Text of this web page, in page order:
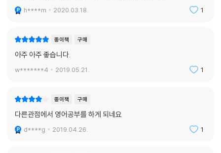
h****m 2020.03.18. 1
종이책 구매
아주 아주 좋습니다.
w*******4 2019.05.21. 1
종이책 구매
다른관점에서 영어공부를 하게 되네요
d****g 2019.04.26. 1